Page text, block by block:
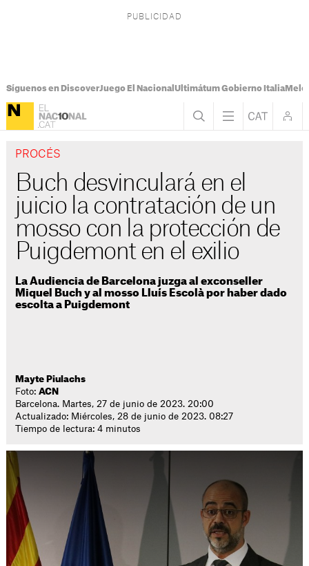
Síguenos en DiscoverJuego El Nacional Ultimátum Gobierno Italia
PROCÉS
Buch desvinculará en el
juicio la contratación de un
mosso con la protección de
Puigdemont en el exilio
La Audiencia de Barcelona juzga al exconseller
Miquel Buch y al mosso Lluís Escolà por haber dado
escolta a Puigdemont
Mayte Piulachs
Foto:ACN
Barcelona. Martes, 27 de junio de 2023. 20:00
Actualizado: Miércoles, 28 de junio de 2023. 08:27
Tiempo de lectura: 4 minutos